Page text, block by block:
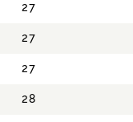
27
27
27
28